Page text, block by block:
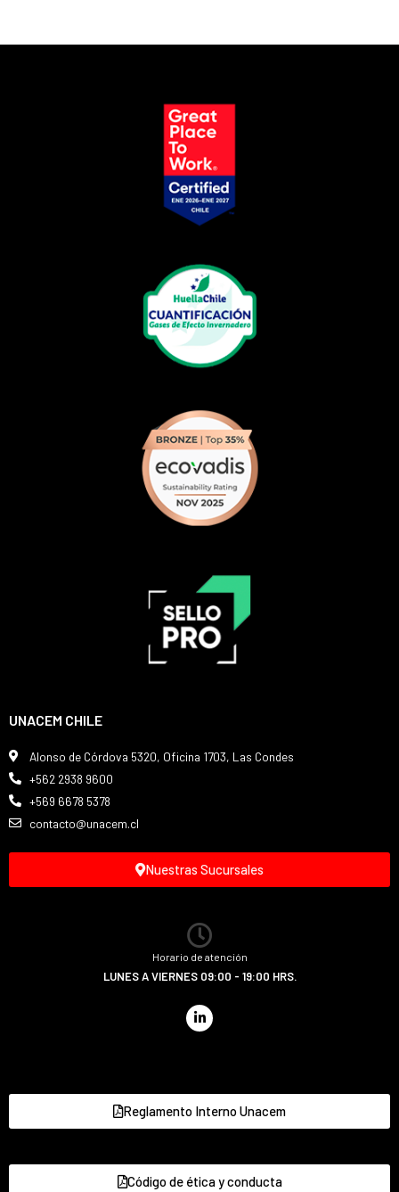
UNACEM CHILE
Alonso de Córdova 5320, Oficina 1703, Las Condes
+562 2938 9600
+569 6678 5378
contacto@unacem.cl
Nuestras Sucursales
Horario de atención
LUNES A VIERNES 09:00 - 19:00 HRS.
Reglamento Interno Unacem
Código de ética y conducta